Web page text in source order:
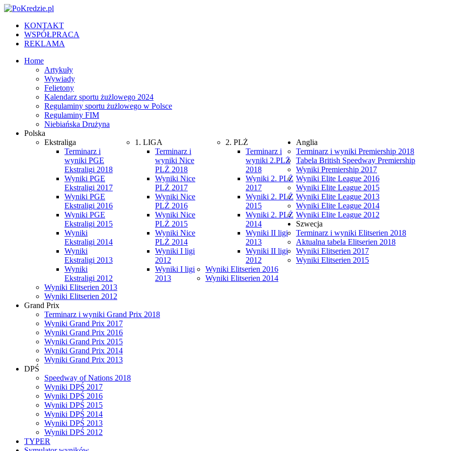
KONTAKT
WSPÓŁPRACA
REKLAMA
Home
Artykuły
Wywiady
Felietony
Kalendarz sportu żużlowego 2024
Regulaminy sportu żużlowego w Polsce
Regulaminy FIM
Niebiańska Drużyna
Polska
Ekstraliga
Terminarz i
wyniki PGE
Ekstraligi 2018
Wyniki PGE
Ekstraligi 2017
Wyniki PGE
Ekstraligi 2016
Wyniki PGE
Ekstraligi 2015
Wyniki
Ekstraligi 2014
Wyniki
Ekstraligi 2013
Wyniki
Ekstraligi 2012
1. LIGA
Terminarz i
wyniki Nice
PLŻ 2018
Wyniki Nice
PLŻ 2017
Wyniki Nice
PLŻ 2016
Wyniki Nice
PLŻ 2015
Wyniki Nice
PLŻ 2014
Wyniki I ligi
2012
Wyniki I ligi
2013
2. PLŻ
Terminarz i
wyniki 2.PLŻ
2018
Wyniki 2. PLŻ
2017
Wyniki 2. PLŻ
2015
Wyniki 2. PLŻ
2014
Wyniki II ligi
2013
Wyniki II ligi
2012
Anglia
Terminarz i wyniki Premiership 2018
Tabela British Speedway Premiership
Wyniki Premiership 2017
Wyniki Elite League 2016
Wyniki Elite League 2015
Wyniki Elite League 2013
Wyniki Elite League 2014
Wyniki Elite League 2012
Szwecja
Terminarz i wyniki Elitserien 2018
Aktualna tabela Elitserien 2018
Wyniki Elitserien 2017
Wyniki Elitserien 2015
Wyniki Elitserien 2016
Wyniki Elitserien 2014
Wyniki Elitserien 2013
Wyniki Elitserien 2012
Grand Prix
Terminarz i wyniki Grand Prix 2018
Wyniki Grand Prix 2017
Wyniki Grand Prix 2016
Wyniki Grand Prix 2015
Wyniki Grand Prix 2014
Wyniki Grand Prix 2013
DPŚ
Speedway of Nations 2018
Wyniki DPŚ 2017
Wyniki DPŚ 2016
Wyniki DPŚ 2015
Wyniki DPŚ 2014
Wyniki DPŚ 2013
Wyniki DPŚ 2012
TYPER